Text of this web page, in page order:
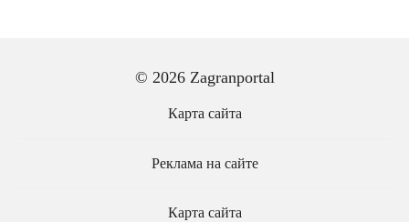
© 2026 Zagranportal
Карта сайта
Реклама на сайте
Карта сайта